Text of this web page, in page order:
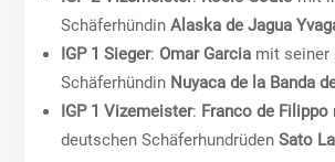
SchäferhündinAlaska de Jagua
IGP 1 Sieger: Omar Garcia mit seiner
Schäferhündin Nuyaca de la Banda
IGP 1 Vizemeister: Franco de Filippo
deutschen SchäferhundrüdenSato